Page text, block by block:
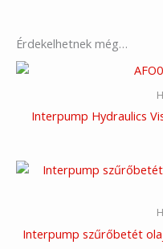
Érdekelhetnek még…
Interpump Hydraulics
Interpump szűrőbetét